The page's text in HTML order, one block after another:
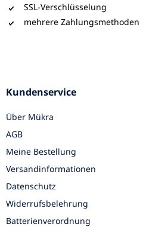
SSL-Verschlüsselung
mehrere Zahlungsmethoden
Kundenservice
Über Mükra
AGB
Meine Bestellung
Versandinformationen
Datenschutz
Widerrufsbelehrung
Batterienverordnung